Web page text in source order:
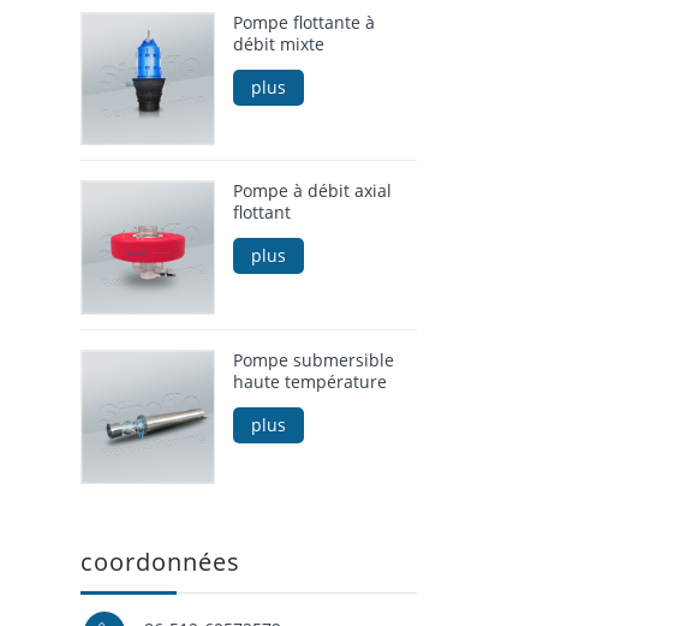
Pompe flottante à
débit mixte
plus
Pompe à débit axial
flottant
plus
Pompe submersible
haute température
plus
coordonnées